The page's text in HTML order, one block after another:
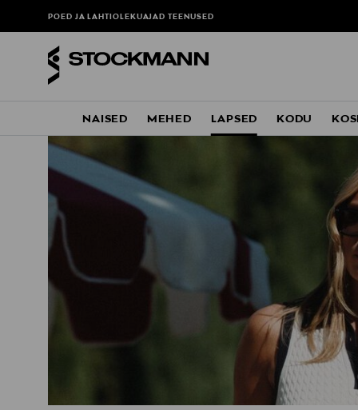
POED JA LAHTIOLEKUAJADTEENUSED
NAISED MEHED LAPSED KODU